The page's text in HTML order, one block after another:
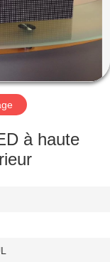
à haute